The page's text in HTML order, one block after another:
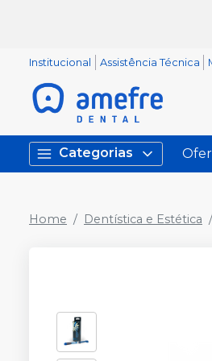
Institucional Assistência Técnica
Categorias
Home Dentística e Estética